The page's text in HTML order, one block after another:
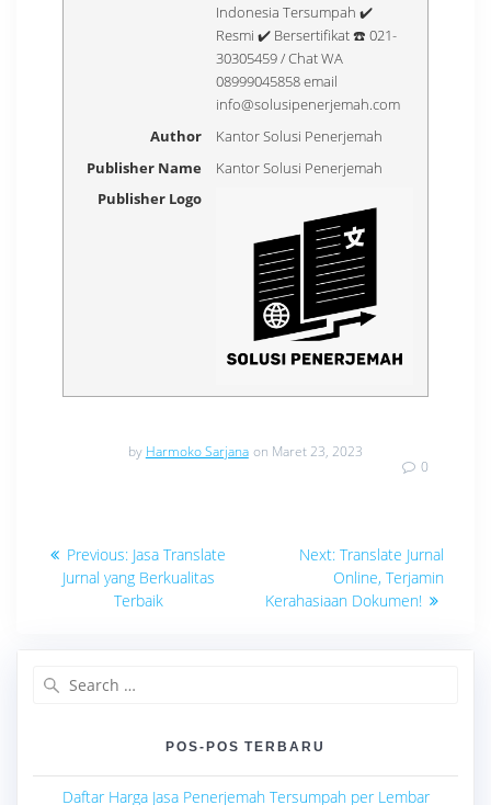
Indonesia Tersumpah ✔️
Resmi ✔️ Bersertifikat ☎️ 021-
30305459 / Chat WA
08999045858 email
info@solusipenerjemah.com
Author
Kantor Solusi Penerjemah
Publisher Name
Kantor Solusi Penerjemah
Publisher Logo
by Harmoko Sarjana on Maret 23, 2023
0
Navigasi
pos
Previous: Previous
post:
Jasa Translate
Jurnal yang Berkualitas
Terbaik
Next: Next
post:
Translate Jurnal
Online, Terjamin
Kerahasiaan Dokumen!
POS-POS TERBARU
Daftar Harga Jasa Penerjemah Tersumpah per Lembar